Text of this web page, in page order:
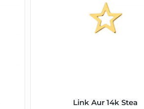
Link Aur 14k Stea